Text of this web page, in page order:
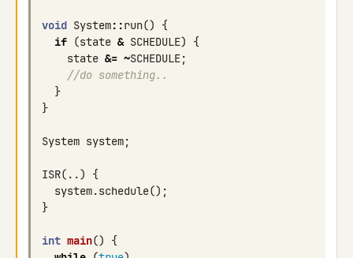
void System::run()
{
if (state & SCHEDULE)
{
state &= ~SCHEDULE;
//do something..
}
}
System system;
ISR(..)
{
system.schedule();
}
int main()
{